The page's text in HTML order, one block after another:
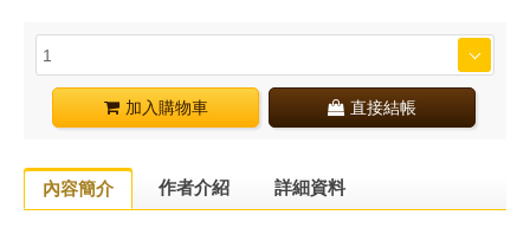
加入購物車 直接結帳
內容簡介 作者介紹 詳細資料